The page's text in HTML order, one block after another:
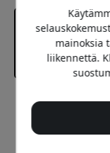
mainoksia
liikennettä.